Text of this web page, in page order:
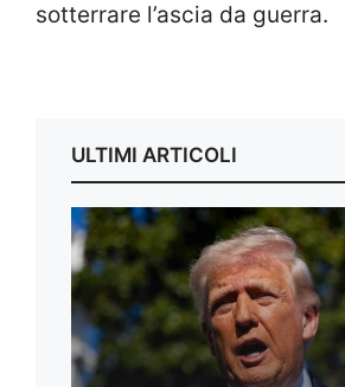
sotterrare l’ascia da guerra.
ULTIMI ARTICOLI